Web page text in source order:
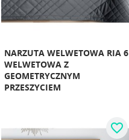
NARZUTA WELWETOWA RIA 6
WELWETOWA Z
GEOMETRYCZNYM
PRZESZYCIEM
favorite_border